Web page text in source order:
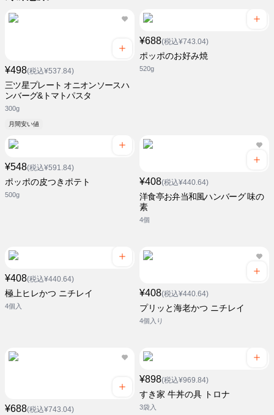
¥498(税込¥537.84)
三ツ星プレート オニオンソースハ
ンバーグ&トマトパスタ
300g
月間安い値
¥688(税込¥743.04)
ポッポのお好み焼
520g
¥548(税込¥591.84)
ポッポの皮つきポテト
500g
¥408(税込¥440.64)
洋食亭お弁当和風ハンバーグ 味の
素
4個
¥408(税込¥440.64)
極上ヒレかつ ニチレイ
4個入
¥408(税込¥440.64)
プリッと海老かつ ニチレイ
4個入り
¥688(税込¥743.04)
¥898(税込¥969.84)
すき家 牛丼の具 トロナ
3袋入